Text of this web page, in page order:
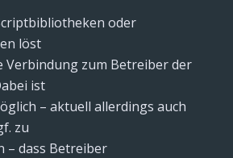
oder
löst
Verbindung zum Betreiber der
ist
– aktuell allerdings auch
zu
– dass Betreiber